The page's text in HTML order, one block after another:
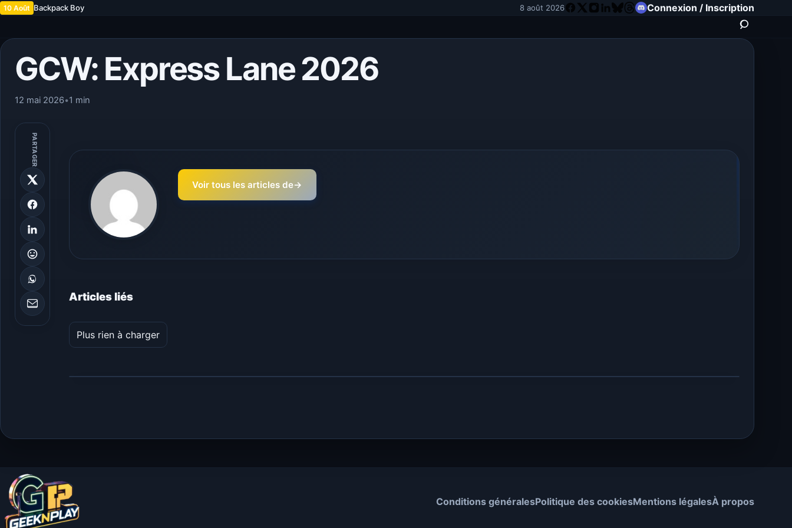
10 Août Backpack Boy 8 août 2026 Connexion / Inscription
GCW: Express Lane 2026
12 mai 2026•1 min
PARTAGER
Voir tous les articles de→
Articles liés
Plus rien à charger
Conditions généralesPolitique des cookiesMentions légalesÀ propos